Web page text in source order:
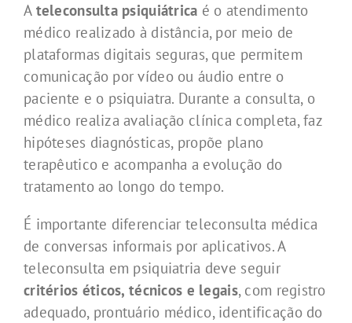
A teleconsulta psiquiátrica é o atendimento
médico realizado à distância, por meio de
plataformas digitais seguras, que permitem
comunicação por vídeo ou áudio entre o
paciente e o psiquiatra. Durante a consulta, o
médico realiza avaliação clínica completa, faz
hipóteses diagnósticas, propõe plano
terapêutico e acompanha a evolução do
tratamento ao longo do tempo.
É importante diferenciar teleconsulta médica
de conversas informais por aplicativos. A
teleconsulta em psiquiatria deve seguir
critérios éticos, técnicos e legais, com registro
adequado, prontuário médico, identificação do